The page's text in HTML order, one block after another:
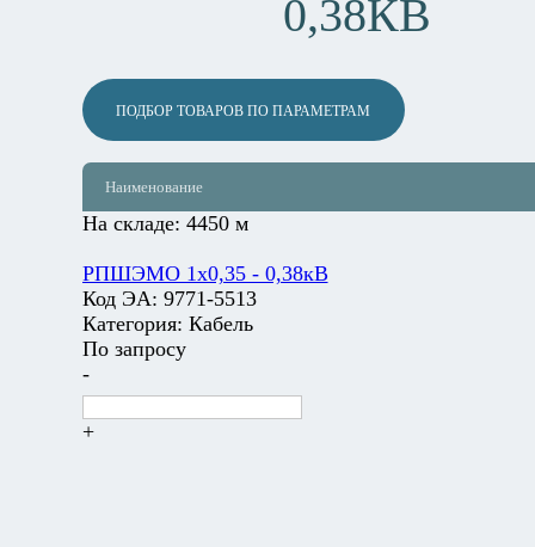
0,38КВ
ПОДБОР ТОВАРОВ ПО ПАРАМЕТРАМ
Наименование
На складе: 4450 м
РПШЭМО 1х0,35 - 0,38кВ
Код ЭА: 9771-5513
Категория: Кабель
По запросу
-
+